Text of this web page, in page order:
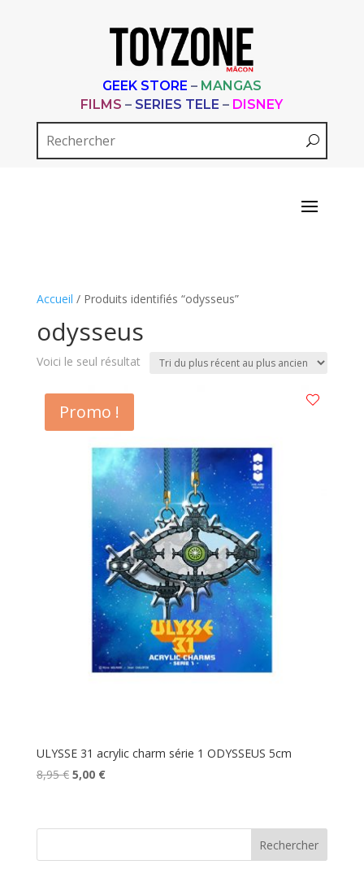
GEEK STORE – MANGAS
FILMS – SERIES TELE – DISNEY
Accueil / Produits identifiés “odysseus”
odysseus
Voici le seul résultat
Promo !
ULYSSE 31 acrylic charm série 1 ODYSSEUS 5cm
8,95€ Le
était :
5,00 €Le
est :